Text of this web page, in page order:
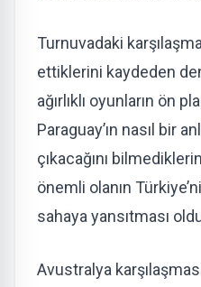
Turnuvadaki
ettiklerini kaydeden
ağırlıklı oyunların ön
Paraguay’ın nasıl bir
çıkacağını
önemli olanın
sahaya yansıtması
Avustralya